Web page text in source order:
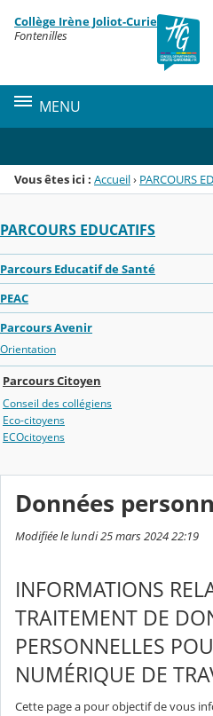
Menu de la rubrique
Contenu
Collège Irène Joliot-Curie
Fontenilles
MENU
Vous êtes ici : Accueil› PARCOURS
PARCOURS EDUCATIFS
Parcours Educatif de Santé
PEAC
Parcours Avenir
Orientation
Parcours Citoyen
Conseil des collégiens
Eco-citoyens
ECOcitoyens
Données
Modifiée le lundi 25 mars 2024 22:19
INFORMATIONS
TRAITEMENT DE
PERSONNELLES
NUMÉRIQUE DE
Cette page a pour objectif de vous